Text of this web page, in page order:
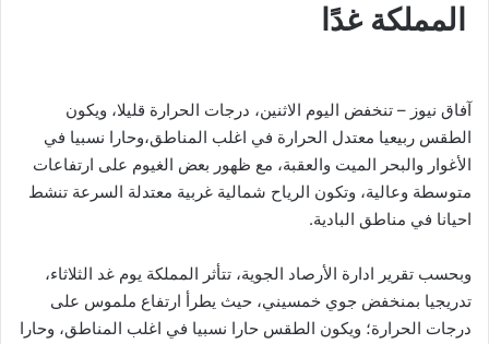
المملكة غدًا
آفاق نيوز – تنخفض اليوم الاثنين، درجات الحرارة قليلا، ويكون
الطقس ربيعيا معتدل الحرارة في اغلب المناطق،وحارا نسبيا في
الأغوار والبحر الميت والعقبة، مع ظهور بعض الغيوم على ارتفاعات
متوسطة وعالية، وتكون الرياح شمالية غربية معتدلة السرعة تنشط
احيانا في مناطق البادية.
وبحسب تقرير ادارة الأرصاد الجوية، تتأثر المملكة يوم غد الثلاثاء،
تدريجيا بمنخفض جوي خمسيني، حيث يطرأ ارتفاع ملموس على
درجات الحرارة؛ ويكون الطقس حارا نسبيا في اغلب المناطق، وحارا